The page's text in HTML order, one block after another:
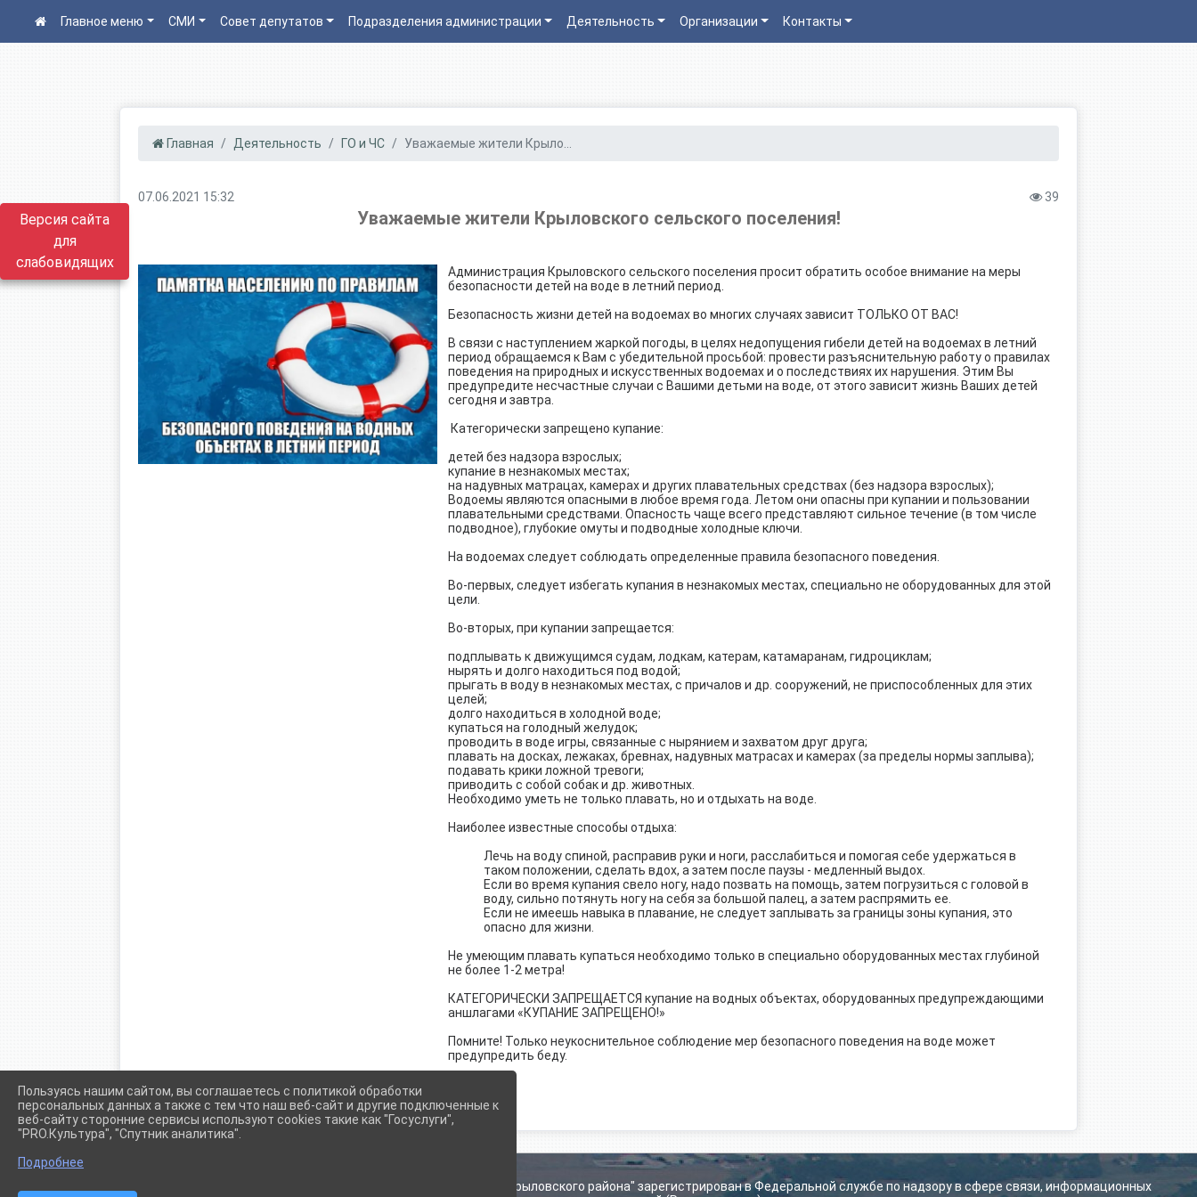
Версия сайта
для
слабовидящих
Главное меню СМИ Совет депутатов Подразделения администрации Деятельность Организации Контакты
Главная Деятельность ГО и ЧС Уважаемые жители Крыло...
07.06.2021 15:32 39
Уважаемые жители Крыловского сельского поселения!
Администрация Крыловского сельского поселения просит обратить особое внимание на меры
безопасности детей на воде в летний период.
Безопасность жизни детей на водоемах во многих случаях зависит ТОЛЬКО ОТ ВАС!
В связи с наступлением жаркой погоды, в целях недопущения гибели детей на водоемах в летний
период обращаемся к Вам с убедительной просьбой: провести разъяснительную работу о правилах
поведения на природных и искусственных водоемах и о последствиях их нарушения. Этим Вы
предупредите несчастные случаи с Вашими детьми на воде, от этого зависит жизнь Ваших детей
сегодня и завтра.
Категорически запрещено купание:
детей без надзора взрослых;
купание в незнакомых местах;
на надувных матрацах, камерах и других плавательных средствах (без надзора взрослых);
Водоемы являются опасными в любое время года. Летом они опасны при купании и пользовании
плавательными средствами. Опасность чаще всего представляют сильное течение (в том числе
подводное), глубокие омуты и подводные холодные ключи.
На водоемах следует соблюдать определенные правила безопасного поведения.
Во-первых, следует избегать купания в незнакомых местах, специально не оборудованных для этой
цели.
Во-вторых, при купании запрещается:
подплывать к движущимся судам, лодкам, катерам, катамаранам, гидроциклам;
нырять и долго находиться под водой;
прыгать в воду в незнакомых местах, с причалов и др. сооружений, не приспособленных для этих
целей;
долго находиться в холодной воде;
купаться на голодный желудок;
проводить в воде игры, связанные с нырянием и захватом друг друга;
плавать на досках, лежаках, бревнах, надувных матрасах и камерах (за пределы нормы заплыва);
подавать крики ложной тревоги;
приводить с собой собак и др. животных.
Необходимо уметь не только плавать, но и отдыхать на воде.
Наиболее известные способы отдыха:
Лечь на воду спиной, расправив руки и ноги, расслабиться и помогая себе удержаться в
таком положении, сделать вдох, а затем после паузы - медленный выдох.
Если во время купания свело ногу, надо позвать на помощь, затем погрузиться с головой в
воду, сильно потянуть ногу на себя за большой палец, а затем распрямить ее.
Если не имеешь навыка в плавание, не следует заплывать за границы зоны купания, это
опасно для жизни.
Не умеющим плавать купаться необходимо только в специально оборудованных местах глубиной
не более 1-2 метра!
КАТЕГОРИЧЕСКИ ЗАПРЕЩАЕТСЯ купание на водных объектах, оборудованных предупреждающими
аншлагами «КУПАНИЕ ЗАПРЕЩЕНО!»
Помните! Только неукоснительное соблюдение мер безопасного поведения на воде может
предупредить беду.
Сетевое издание (сайт) "Администрации Крыловского сельского поселения Крыловского района" зарегистрирован в Федеральной службе по надзору в сфере связи, информационных
Пользуясь нашим сайтом, вы соглашаетесь с политикой обработки
персональных данных а также с тем что наш веб-сайт и другие подключенные к
веб-сайту сторонние сервисы используют cookies такие как "Госуслуги",
"PRO.Культура", "Спутник аналитика".
Подробнее